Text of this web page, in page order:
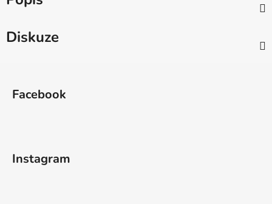
Diskuze
Facebook
Instagram